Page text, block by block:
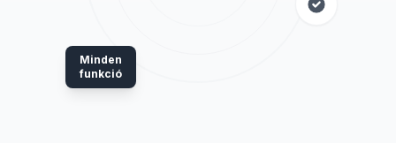
Minden
funkció